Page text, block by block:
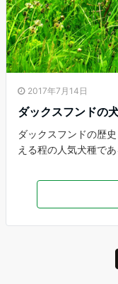
2017年7月14日
ダックスフンドの
ダックスフンドの歴
える程の人気犬種であ